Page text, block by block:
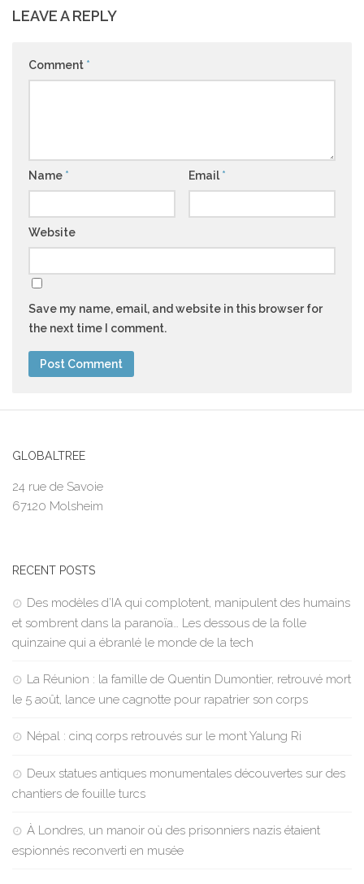
LEAVE A REPLY
Comment *
Name * Email *
Website
Save my name, email, and website in this browser for
the next time I comment.
GLOBALTREE
24 rue de Savoie
67120 Molsheim
RECENT POSTS
Des modèles d’IA qui complotent, manipulent des humains
et sombrent dans la paranoïa… Les dessous de la folle
quinzaine qui a ébranlé le monde de la tech
La Réunion : la famille de Quentin Dumontier, retrouvé mort
le 5 août, lance une cagnotte pour rapatrier son corps
Népal : cinq corps retrouvés sur le mont Yalung Ri
Deux statues antiques monumentales découvertes sur des
chantiers de fouille turcs
À Londres, un manoir où des prisonniers nazis étaient
espionnés reconverti en musée